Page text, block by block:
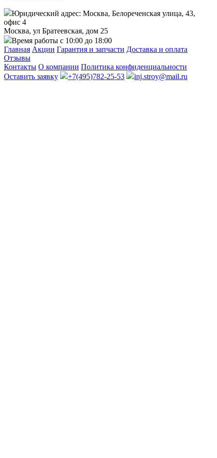
Юридический адрес: Москва, Белореченская улица, 43,
офис 4
Москва, ул Братеевская, дом 25
Время работы с 10:00 до 18:00
Главная Акции Гарантия и запчасти Доставка и оплата
Отзывы
Контакты О компании Политика конфиденциальности
Оставить заявку
+7(495)782-25-53 inj.stroy@mail.ru